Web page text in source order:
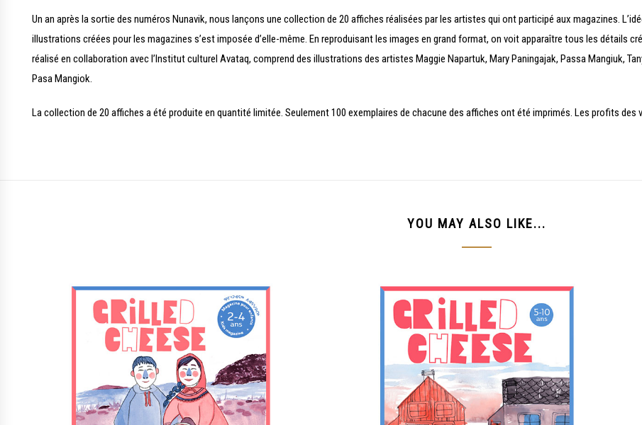
Un an après la sortie des numéros Nunavik, nous lançons une collection de 20 affiches réalisées par les artistes qui ont participé aux magazines.
illustrations créées pour les magazines s’est imposée d’elle-même. En reproduisant les images en grand format, on voit apparaître tous les détails
réalisé en collaboration avec l’Institut culturel Avataq, comprend des illustrations des artistes Maggie Napartuk, Mary Paningajak, Passa Mangiuk,
Pasa Mangiok.
La collection de 20 affiches a été produite en quantité limitée. Seulement 100 exemplaires de chacune des affiches ont été imprimés. Les profits
YOU MAY ALSO LIKE...